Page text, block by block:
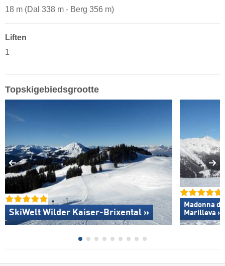
18 m (Dal 338 m - Berg 356 m)
Liften
1
Topskigebiedsgrootte
SkiWelt Wilder Kaiser-Brixental »
Madonna
Marilleva »